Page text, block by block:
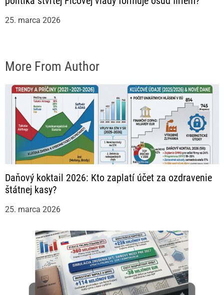
25. marca 2026
More From Author
Daňový koktail 2026: Kto zaplatí účet za ozdravenie
štátnej kasy?
25. marca 2026